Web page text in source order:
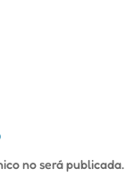
no será publicada.